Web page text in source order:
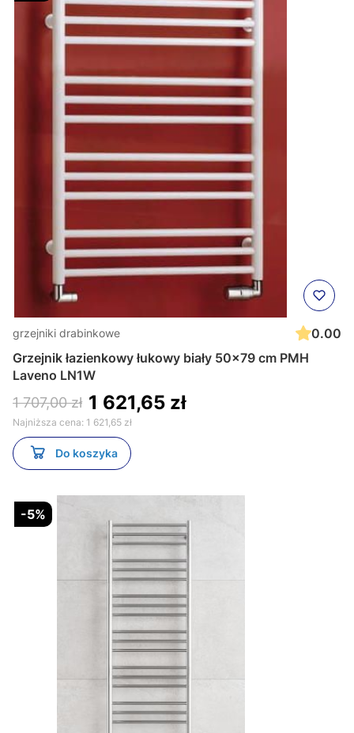
grzejniki drabinkowe
0.00
Grzejnik łazienkowy łukowy biały 50x79 cm PMH
Laveno LN1W
1 707,00 zł 1 621,65 zł
Najniższa cena: 1 621,65 zł
Do koszyka
-5%